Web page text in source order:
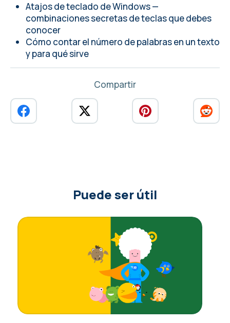
Atajos de teclado de Windows —
combinaciones secretas de teclas que debes
conocer
Cómo contar el número de palabras en un texto
y para qué sirve
Compartir
Puede ser útil